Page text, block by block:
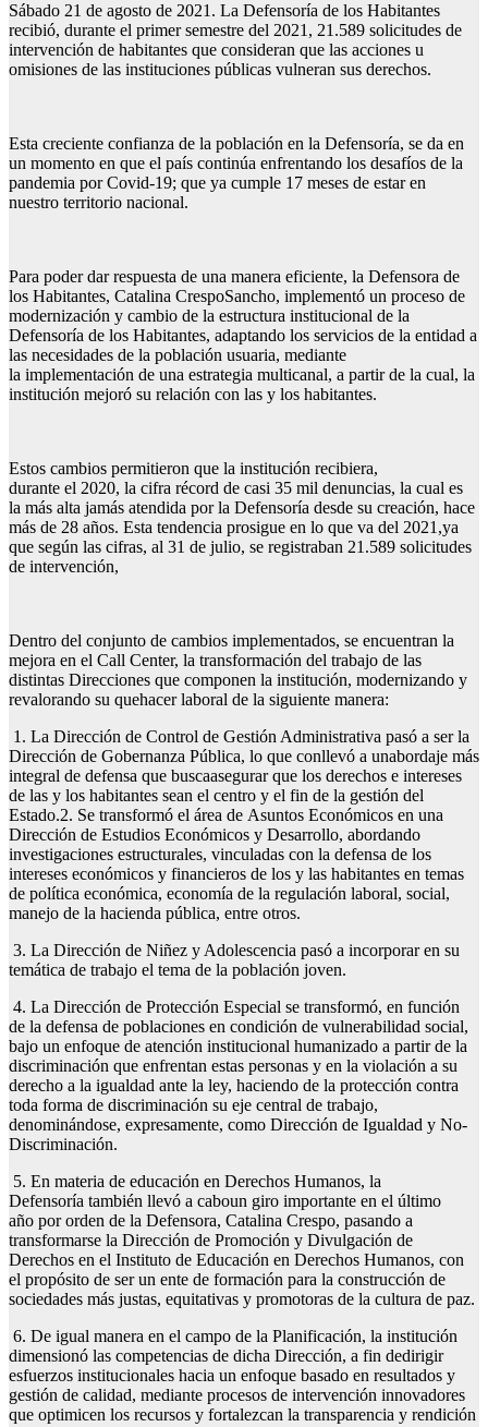
Sábado 21 de agosto de 2021. La Defensoría de los Habitantes
recibió, durante el primer semestre del 2021, 21.589 solicitudes de
intervención de habitantes que consideran que las acciones u
omisiones de las instituciones públicas vulneran sus derechos.
Esta creciente confianza de la población en la Defensoría, se da en
un momento en que el país continúa enfrentando los desafíos de la
pandemia por Covid-19; que ya cumple 17 meses de estar en
nuestro territorio nacional.
Para poder dar respuesta de una manera eficiente, la Defensora de
los Habitantes, Catalina CrespoSancho, implementó un proceso de
modernización y cambio de la estructura institucional de la
Defensoría de los Habitantes, adaptando los servicios de la entidad a
las necesidades de la población usuaria, mediante
la implementación de una estrategia multicanal, a partir de la cual, la
institución mejoró su relación con las y los habitantes.
Estos cambios permitieron que la institución recibiera,
durante el 2020, la cifra récord de casi 35 mil denuncias, la cual es
la más alta jamás atendida por la Defensoría desde su creación, hace
más de 28 años. Esta tendencia prosigue en lo que va del 2021,ya
que según las cifras, al 31 de julio, se registraban 21.589 solicitudes
de intervención,
Dentro del conjunto de cambios implementados, se encuentran la
mejora en el Call Center, la transformación del trabajo de las
distintas Direcciones que componen la institución, modernizando y
revalorando su quehacer laboral de la siguiente manera:
1. La Dirección de Control de Gestión Administrativa pasó a ser la
Dirección de Gobernanza Pública, lo que conllevó a unabordaje más
integral de defensa que buscaasegurar que los derechos e intereses
de las y los habitantes sean el centro y el fin de la gestión del
Estado.2. Se transformó el área de Asuntos Económicos en una
Dirección de Estudios Económicos y Desarrollo, abordando
investigaciones estructurales, vinculadas con la defensa de los
intereses económicos y financieros de los y las habitantes en temas
de política económica, economía de la regulación laboral, social,
manejo de la hacienda pública, entre otros.
3. La Dirección de Niñez y Adolescencia pasó a incorporar en su
temática de trabajo el tema de la población joven.
4. La Dirección de Protección Especial se transformó, en función
de la defensa de poblaciones en condición de vulnerabilidad social,
bajo un enfoque de atención institucional humanizado a partir de la
discriminación que enfrentan estas personas y en la violación a su
derecho a la igualdad ante la ley, haciendo de la protección contra
toda forma de discriminación su eje central de trabajo,
denominándose, expresamente, como Dirección de Igualdad y No-
Discriminación.
5. En materia de educación en Derechos Humanos, la
Defensoría también llevó a caboun giro importante en el último
año por orden de la Defensora, Catalina Crespo, pasando a
transformarse la Dirección de Promoción y Divulgación de
Derechos en el Instituto de Educación en Derechos Humanos, con
el propósito de ser un ente de formación para la construcción de
sociedades más justas, equitativas y promotoras de la cultura de paz.
6. De igual manera en el campo de la Planificación, la institución
dimensionó las competencias de dicha Dirección, a fin dedirigir
esfuerzos institucionales hacia un enfoque basado en resultados y
gestión de calidad, mediante procesos de intervención innovadores
que optimicen los recursos y fortalezcan la transparencia y rendición